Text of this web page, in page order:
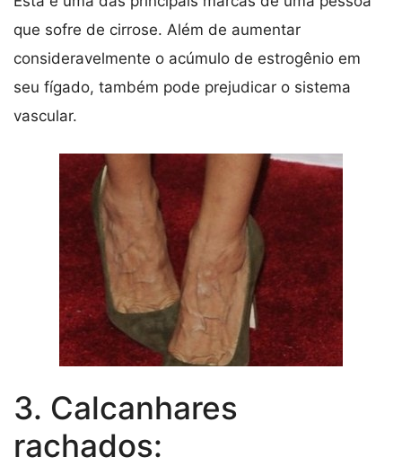
que sofre de cirrose. Além de aumentar
consideravelmente o acúmulo de estrogênio em
seu fígado, também pode prejudicar o sistema
vascular.
3. Calcanhares
rachados: